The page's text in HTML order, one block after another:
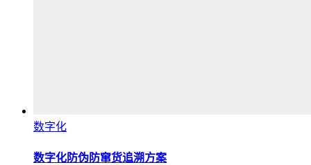
数字化
数字化防伪防窜货追溯方案